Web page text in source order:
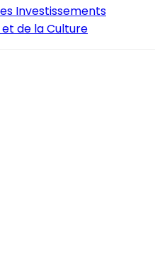
Investissements
de la Culture